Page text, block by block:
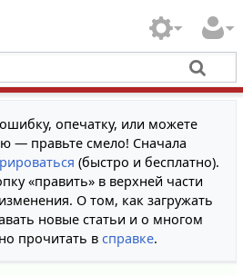
опечатку, или можете
— правьте смело! Сначала
(быстро и бесплатно).
«править» в верхней части
О том, как загружать
новые статьи и о многом
прочитать в справке.